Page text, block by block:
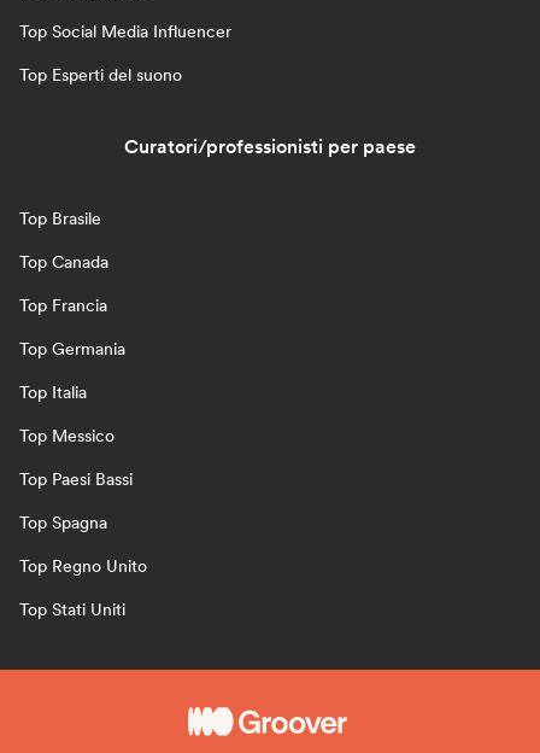
Top Social Media Influencer
Top Esperti del suono
Curatori/professionisti per paese
Top Brasile
Top Canada
Top Francia
Top Germania
Top Italia
Top Messico
Top Paesi Bassi
Top Spagna
Top Regno Unito
Top Stati Uniti